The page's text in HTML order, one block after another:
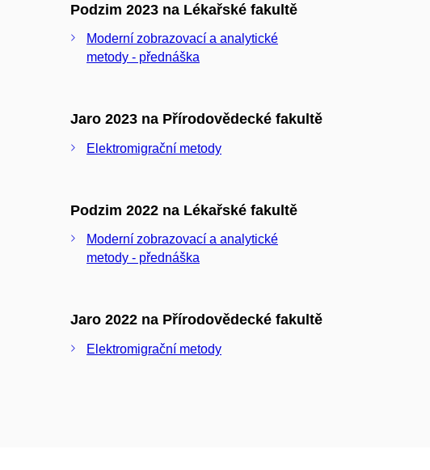
Podzim 2023 na Lékařské fakultě
Moderní zobrazovací a analytické
metody - přednáška
Jaro 2023 na Přírodovědecké fakultě
Elektromigrační metody
Podzim 2022 na Lékařské fakultě
Moderní zobrazovací a analytické
metody - přednáška
Jaro 2022 na Přírodovědecké fakultě
Elektromigrační metody